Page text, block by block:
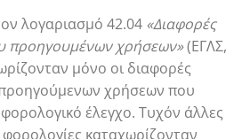
λογαριασμό 42.04 «Διαφορές
προηγουμένων χρήσεων»(ΕΓΛΣ,
μόνο οι διαφορές
χρήσεων που
έλεγχο. Τυχόν άλλες
καταχωρίζονταν